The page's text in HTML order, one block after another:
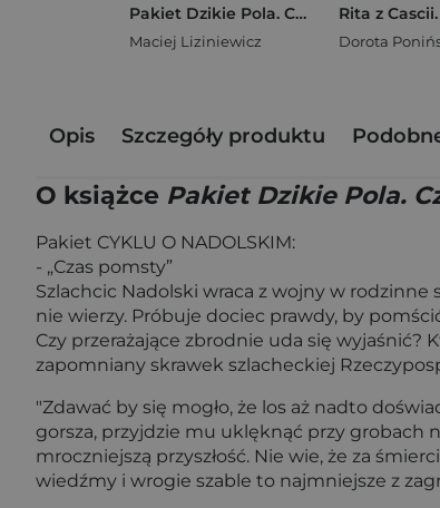
Pakiet Dzikie Pola. Czas pomsty / Mroczny zew / Diabelski posłaniec
Maciej Liziniewicz Dorota
Opis Szczegóły produktu
O książce Pakiet Dzikie Pola.
Pakiet CYKLU O NADOLSKIM:
- „Czas pomsty”
Szlachcic Nadolski wraca z wojny w
nie wierzy. Próbuje dociec prawdy, by
Czy przerażające zbrodnie uda się
zapomniany skrawek szlacheckiej
"Zdawać by się mogło, że los aż nadto
gorsza, przyjdzie mu uklęknąć przy grobach
mroczniejszą przyszłość. Nie wie, że za
wiedźmy i wrogie szable to najmniejsze z